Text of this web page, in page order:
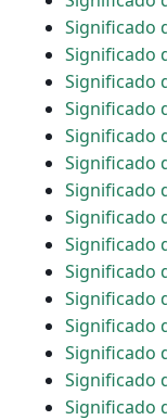
Significado
Significado
Significado
Significado
Significado
Significado
Significado
Significado
Significado
Significado
Significado
Significado
Significado
Significado
Significado